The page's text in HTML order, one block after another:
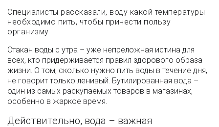
Специалисты рассказали, воду какой температуры
необходимо пить, чтобы принести пользу
организму
Стакан воды с утра – уже непреложная истина для
всех, кто придерживается правил здорового образа
жизни. О том, сколько нужно пить воды в течение дня,
не говорит только ленивый. Бутилированная вода –
один из самых раскупаемых товаров в магазинах,
особенно в жаркое время.
Действительно, вода – важная